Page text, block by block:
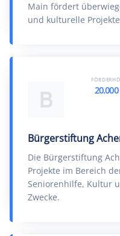
Main fördert
und kulturelle
B
Bürgerstiftung
Die Bürgerstiftung
Projekte im Bereich
Seniorenhilfe, Kultur
Zwecke.
20.000